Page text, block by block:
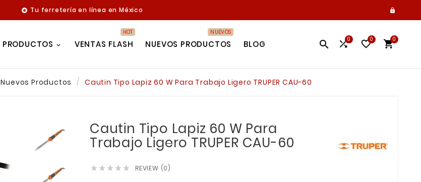
 Tu ferretería en línea en México 
PRODUCTOS VENTAS FLASH
HOT
NUEVOS PRODUCTOS
NUEVOS
BLOG  0 0 0
Nuevos Productos Cautin Tipo Lapiz 60 W Para Trabajo Ligero TRUPER CAU-60
Cautin Tipo Lapiz 60 W Para
Trabajo Ligero TRUPER CAU-60
     REVIEW (0)